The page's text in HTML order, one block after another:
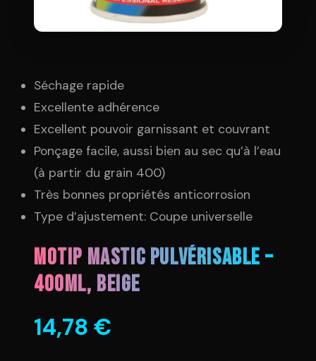
Séchage rapide
Excellente adhérence
Excellent pouvoir garnissant et couvrant
Ponçage facile, aussi bien au sec qu’à l’eau
(à partir du grain 400)
Très bonnes propriétés anticorrosion
Type d’ajustement: Coupe universelle
Motip Mastic pulvérisable –
400ml, Beige
14,78 €